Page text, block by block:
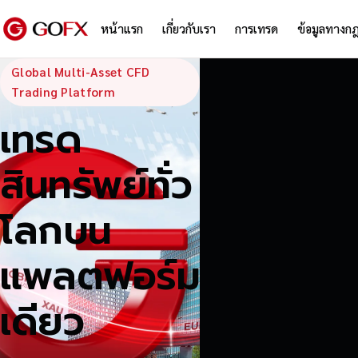
หน้าแรก เกี่ยวกับเรา การเทรด ข้อมูลทางก
GoFX —
Global Multi-Asset CFD
Trading Platform
เทรด
สินทรัพย์ทั่ว
โลกบน
แพลตฟอร์ม
เดียว